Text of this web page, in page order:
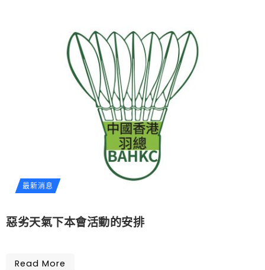
最新消息
惡劣天氣下本會活動的安排
Read More